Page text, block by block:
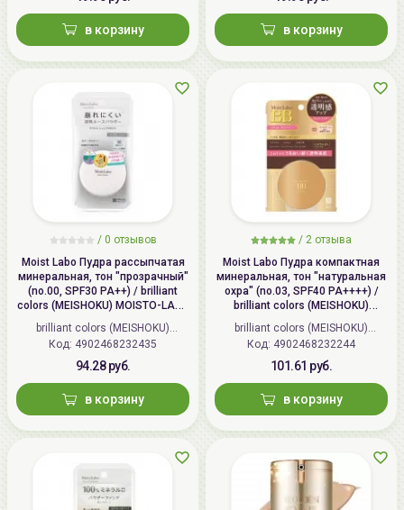
в корзину в корзину
/ 0 отзывов
Moist Labo Пудра рассыпчатая
минеральная, тон "прозрачный"
(no.00, SPF30 PA++) / brilliant
colors (MEISHOKU) MOISTO-LABO
BB MINERAL FOUNDATION
brilliant colors (MEISHOKU)
(Япония)
Код: 4902468232435
94.28 руб.
в корзину
/ 2 отзыва
Moist Labo Пудра компактная
минеральная, тон "натуральная
охра" (no.03, SPF40 PA++++) /
brilliant colors (MEISHOKU)
MOISTO-LABO BB MINERAL
POWDER
brilliant colors (MEISHOKU)
(Япония)
Код: 4902468232244
101.61 руб.
в корзину